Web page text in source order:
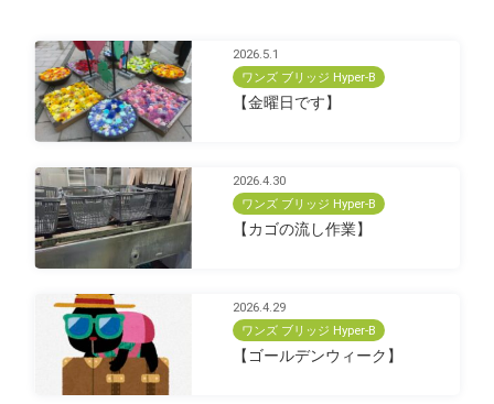
2026.5.1
ワンズ ブリッジ Hyper-B
【金曜日です】
2026.4.30
ワンズ ブリッジ Hyper-B
【カゴの流し作業】
2026.4.29
ワンズ ブリッジ Hyper-B
【ゴールデンウィーク】